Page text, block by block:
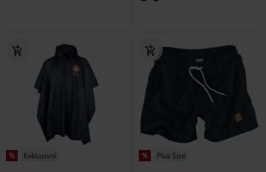
% Exkluzivní % Plus Size